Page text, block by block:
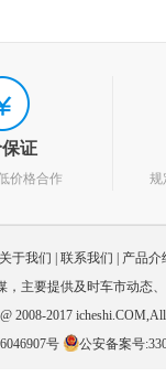
证
价格合作 规
关于我们 联系我们
产品介
，主要提供及时车市动态
2008-2017
号
公安备案号